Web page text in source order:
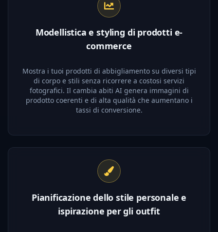
Modellistica e styling di prodotti e-
commerce
Mostra i tuoi prodotti di abbigliamento su diversi tipi
di corpo e stili senza ricorrere a costosi servizi
fotografici. Il cambia abiti AI genera immagini di
prodotto coerenti e di alta qualità che aumentano i
tassi di conversione.
Pianificazione dello stile personale e
ispirazione per gli outfit